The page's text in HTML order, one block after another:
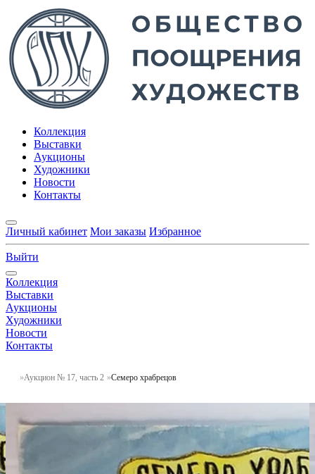
Коллекция
Выставки
Аукционы
Художники
Новости
Контакты
Личный кабинет Мои заказы Избранное
Выйти
Коллекция
Выставки
Аукционы
Художники
Новости
Контакты
Аукцион № 17, часть 2 Семеро храбрецов